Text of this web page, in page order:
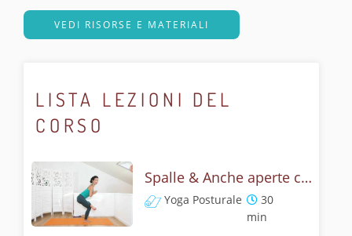
VEDI RISORSE E MATERIALI
LISTA LEZIONI DEL
CORSO
Spalle & Anche aperte con Gomukasana - Flow lento e posturale
Yoga Posturale
30
min